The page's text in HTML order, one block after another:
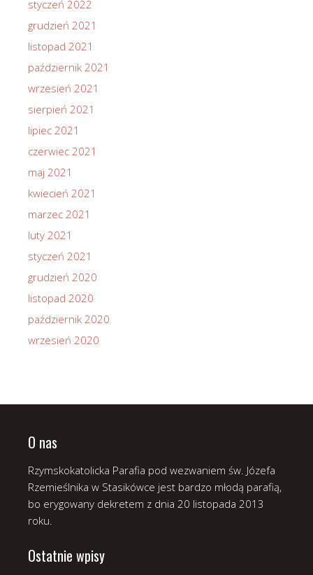
styczeń 2022
grudzień 2021
listopad 2021
październik 2021
wrzesień 2021
sierpień 2021
lipiec 2021
czerwiec 2021
maj 2021
kwiecień 2021
marzec 2021
luty 2021
styczeń 2021
grudzień 2020
listopad 2020
październik 2020
wrzesień 2020
O nas
Rzymskokatolicka Parafia pod wezwaniem św. Józefa
Rzemieślnika w Stasikówce jest bardzo młodą parafią,
bo erygowany dekretem z dnia 20 listopada 2013
roku.
Ostatnie wpisy